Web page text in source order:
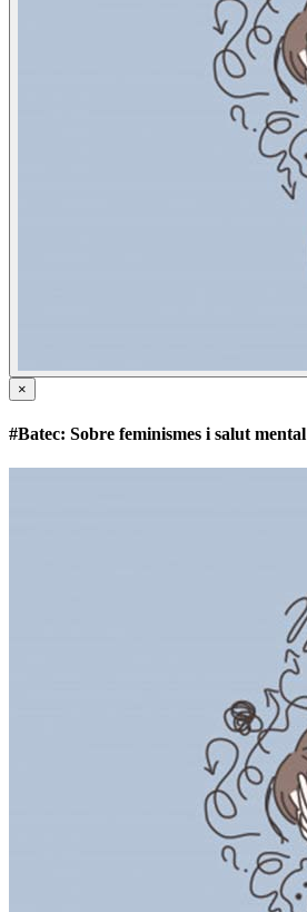
×
#Batec​: Sobre feminismes i salut mental